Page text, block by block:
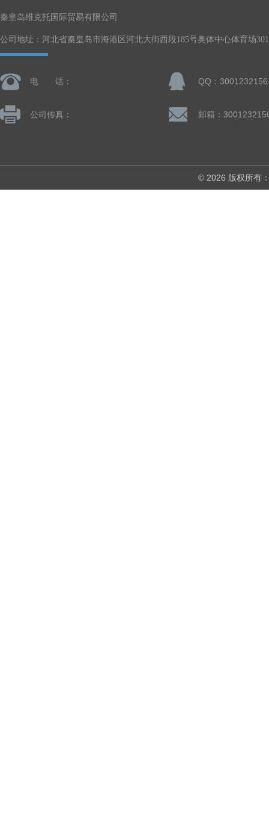
秦皇岛维克托国际贸易有限公司
公司地址：河北省秦皇岛市海港区河北大街西段185号奥体中心体育场
电 话： QQ：3001232156
公司传真： 邮箱：
© 2026 版权所有